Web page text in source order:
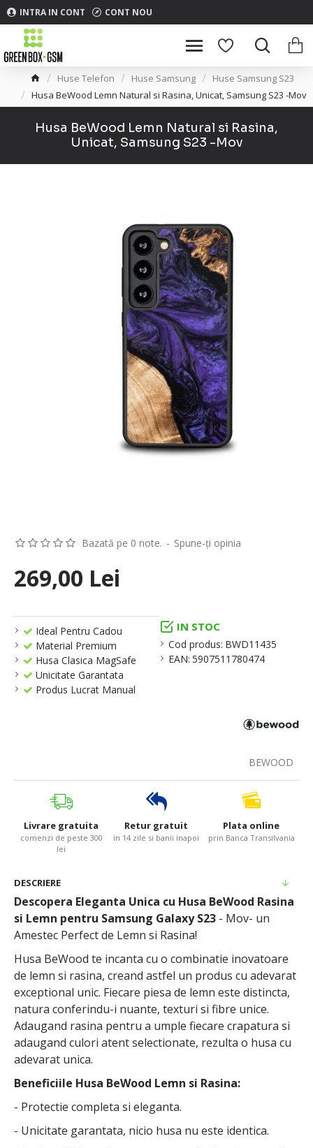
INTRA IN CONT CONT NOU
Huse Telefon Huse Samsung
Huse Samsung S23
Husa BeWood Lemn Natural si Rasina, Unicat, Samsung S23 -Mov
Husa BeWood Lemn Natural si Rasina,
Unicat, Samsung S23 -Mov
Ideal Pentru Cadou
Material Premium
Husa Clasica MagSafe
Unicitate Garantata
Produs Lucrat Manual
IN STOC
Cod produs: BWD11435
EAN: 5907511780474
BEWOOD
Bazată pe 0 note. - Spune-ţi opinia
269,00 Lei
Livrare gratuita
comenzi de peste 300
lei
Retur gratuit
in 14 zile si banii inapoi
Plata online
prin Banca Transilvania
DESCRIERE
Descopera Eleganta Unica cu Husa BeWood Rasina
si Lemn pentru Samsung Galaxy S23 - Mov- un
Amestec Perfect de Lemn si Rasina!
Husa BeWood te incanta cu o combinatie inovatoare
de lemn si rasina, creand astfel un produs cu adevarat
exceptional unic. Fiecare piesa de lemn este distincta,
natura conferindu-i nuante, texturi si fibre unice.
Adaugand rasina pentru a umple fiecare crapatura si
adaugand culori atent selectionate, rezulta o husa cu
adevarat unica.
Beneficiile Husa BeWood Lemn si Rasina:
- Protectie completa si eleganta.
- Unicitate garantata, nicio husa nu este identica.